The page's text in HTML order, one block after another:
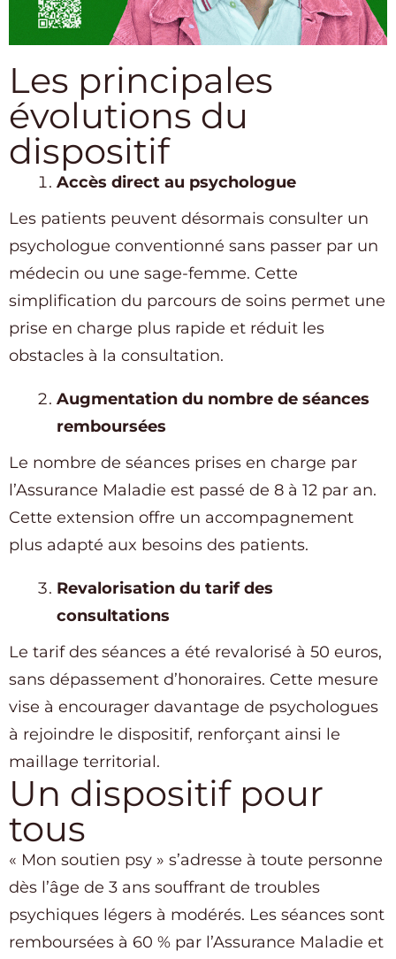
Les principales
évolutions du
dispositif
Accès direct au psychologue
Les patients peuvent désormais consulter un
psychologue conventionné sans passer par un
médecin ou une sage-femme. Cette
simplification du parcours de soins permet une
prise en charge plus rapide et réduit les
obstacles à la consultation.
Augmentation du nombre de séances
remboursées
Le nombre de séances prises en charge par
l’Assurance Maladie est passé de 8 à 12 par an.
Cette extension offre un accompagnement
plus adapté aux besoins des patients.
Revalorisation du tarif des
consultations
Le tarif des séances a été revalorisé à 50 euros,
sans dépassement d’honoraires. Cette mesure
vise à encourager davantage de psychologues
à rejoindre le dispositif, renforçant ainsi le
maillage territorial.
Un dispositif pour
tous
« Mon soutien psy » s’adresse à toute personne
dès l’âge de 3 ans souffrant de troubles
psychiques légers à modérés. Les séances sont
remboursées à 60 % par l’Assurance Maladie et